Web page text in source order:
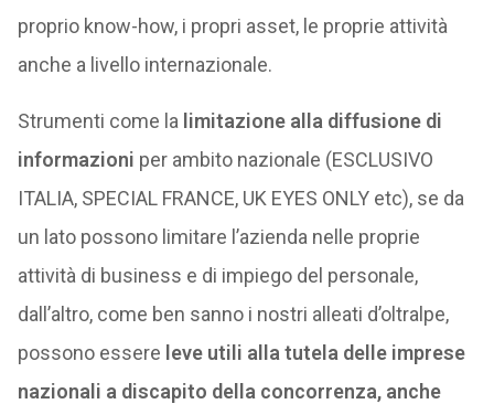
proprio know-how, i propri asset, le proprie attività
anche a livello internazionale.
Strumenti come la limitazione alla diffusione di
informazioni per ambito nazionale (ESCLUSIVO
ITALIA, SPECIAL FRANCE, UK EYES ONLY etc), se da
un lato possono limitare l’azienda nelle proprie
attività di business e di impiego del personale,
dall’altro, come ben sanno i nostri alleati d’oltralpe,
possono essere leve utili alla tutela delle imprese
nazionali a discapito della concorrenza, anche